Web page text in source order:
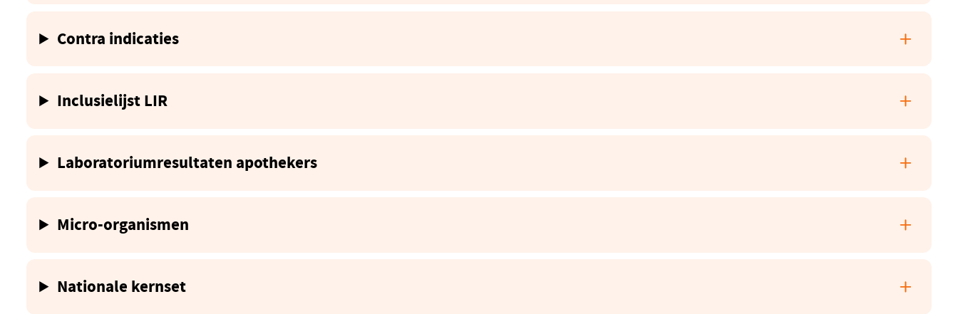
Contra indicaties
Inclusielijst LIR
Laboratoriumresultaten apothekers
Micro-organismen
Nationale kernset